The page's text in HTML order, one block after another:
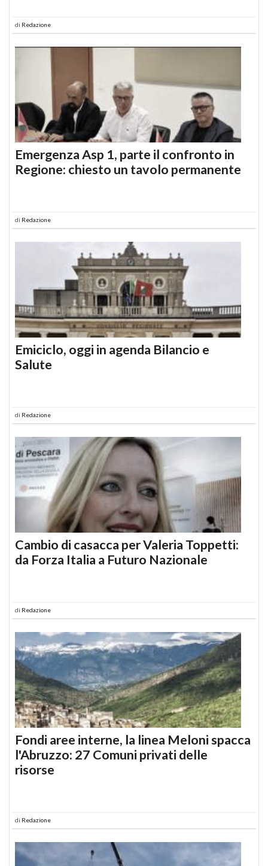
di Redazione
Emergenza Asp 1, parte il confronto in
Regione: chiesto un tavolo permanente
di Redazione
Emiciclo, oggi in agenda Bilancio e
Salute
di Redazione
Cambio di casacca per Valeria Toppetti:
da Forza Italia a Futuro Nazionale
di Redazione
Fondi aree interne, la linea Meloni spacca
l'Abruzzo: 27 Comuni privati delle
risorse
di Redazione